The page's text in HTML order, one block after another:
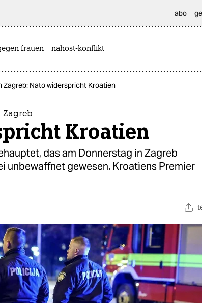
abo
frauen nahost-konflikt
Zagreb: Nato widerspricht Kroatien
Zagreb
Kroatien
das am Donnerstag in Zagreb
unbewaffnet gewesen. Kroatiens Premier